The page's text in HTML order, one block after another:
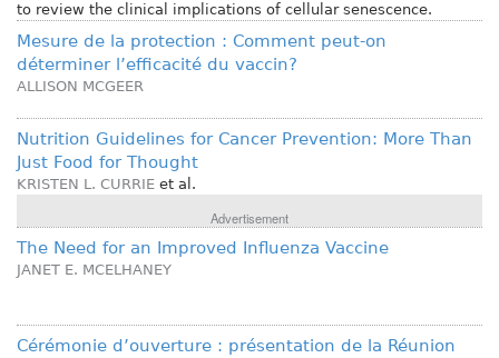
to review the clinical implications of cellular senescence.
Mesure de la protection : Comment peut-on
déterminer l’efficacité du vaccin?
ALLISON MCGEER
Nutrition Guidelines for Cancer Prevention: More Than
Just Food for Thought
KRISTEN L. CURRIE et al.
Advertisement
The Need for an Improved Influenza Vaccine
JANET E. MCELHANEY
Cérémonie d’ouverture : présentation de la Réunion